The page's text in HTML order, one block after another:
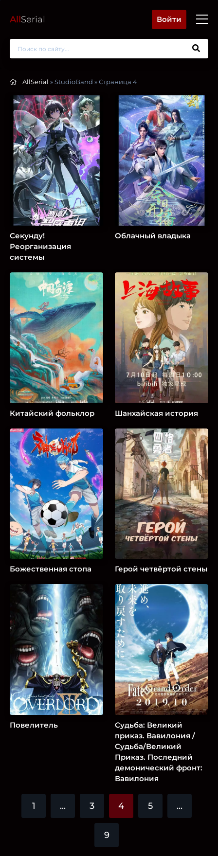
AllSerial Войти
AllSerial » StudioBand » Страница 4
Секунду!
Реорганизация
системы
Облачный владыка
Китайский фольклор Шанхайская история
Божественная стопа Герой четвёртой стены
Повелитель
Судьба: Великий
приказ. Вавилония /
Судьба/Великий
Приказ. Последний
демонический фронт:
Вавилония
1 ... 3 4 5 ...
9